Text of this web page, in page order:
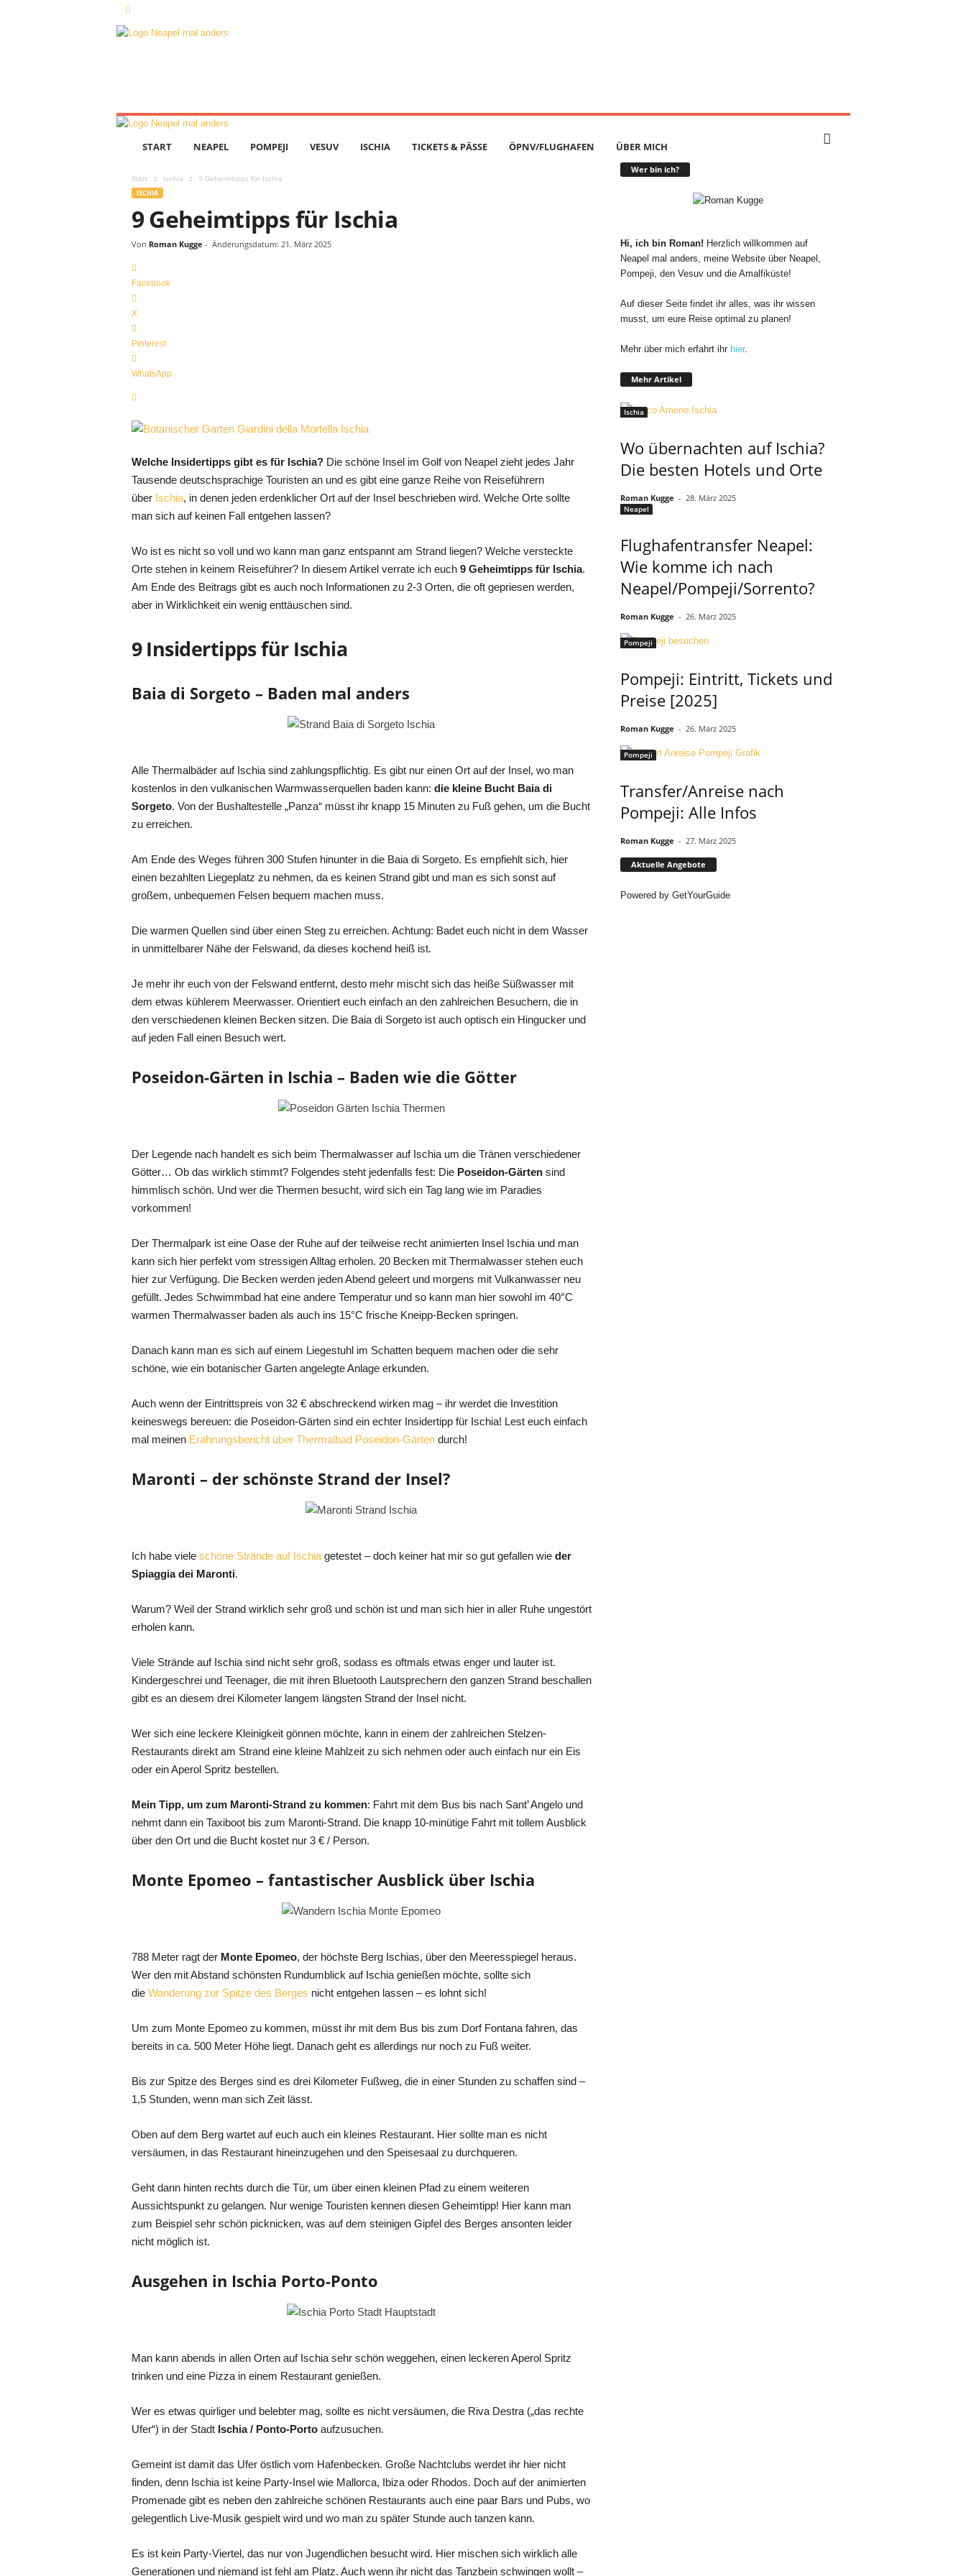
START NEAPEL POMPEJI VESUV ISCHIA TICKETS & PÄSSE ÖPNV/FLUGHAFEN ÜBER MICH
Start Ischia 9 Geheimtipps für Ischia
ISCHIA
9 Geheimtipps für Ischia
Von Roman Kugge - Änderungsdatum: 21. März 2025
Facebook
X
Pinterest
WhatsApp
Welche Insidertipps gibt es für Ischia?Die schöne Insel im Golf von Neapel zieht jedes Jahr
Tausende deutschsprachige Touristen an und es gibt eine ganze Reihe von Reiseführern
über Ischia, in denen jeden erdenklicher Ort auf der Insel beschrieben wird. Welche Orte sollte
man sich auf keinen Fall entgehen lassen?
Wo ist es nicht so voll und wo kann man ganz entspannt am Strand liegen? Welche versteckte
Orte stehen in keinem Reiseführer? In diesem Artikel verrate ich euch 9 Geheimtipps für Ischia.
Am Ende des Beitrags gibt es auch noch Informationen zu 2-3 Orten, die oft gepriesen werden,
aber in Wirklichkeit ein wenig enttäuschen sind.
9 Insidertipps für Ischia
Baia di Sorgeto – Baden mal anders
Alle Thermalbäder auf Ischia sind zahlungspflichtig. Es gibt nur einen Ort auf der Insel, wo man
kostenlos in den vulkanischen Warmwasserquellen baden kann: die kleine Bucht Baia di
Sorgeto. Von der Bushaltestelle „Panza“ müsst ihr knapp 15 Minuten zu Fuß gehen, um die Bucht
zu erreichen.
Am Ende des Weges führen 300 Stufen hinunter in die Baia di Sorgeto. Es empfiehlt sich, hier
einen bezahlten Liegeplatz zu nehmen, da es keinen Strand gibt und man es sich sonst auf
großem, unbequemen Felsen bequem machen muss.
Die warmen Quellen sind über einen Steg zu erreichen. Achtung: Badet euch nicht in dem Wasser
in unmittelbarer Nähe der Felswand, da dieses kochend heiß ist.
Je mehr ihr euch von der Felswand entfernt, desto mehr mischt sich das heiße Süßwasser mit
dem etwas kühlerem Meerwasser. Orientiert euch einfach an den zahlreichen Besuchern, die in
den verschiedenen kleinen Becken sitzen. Die Baia di Sorgeto ist auch optisch ein Hingucker und
auf jeden Fall einen Besuch wert.
Poseidon-Gärten in Ischia – Baden wie die Götter
Der Legende nach handelt es sich beim Thermalwasser auf Ischia um die Tränen verschiedener
Götter… Ob das wirklich stimmt? Folgendes steht jedenfalls fest: Die Poseidon-Gärtensind
himmlisch schön. Und wer die Thermen besucht, wird sich ein Tag lang wie im Paradies
vorkommen!
Der Thermalpark ist eine Oase der Ruhe auf der teilweise recht animierten Insel Ischia und man
kann sich hier perfekt vom stressigen Alltag erholen. 20 Becken mit Thermalwasser stehen euch
hier zur Verfügung. Die Becken werden jeden Abend geleert und morgens mit Vulkanwasser neu
gefüllt. Jedes Schwimmbad hat eine andere Temperatur und so kann man hier sowohl im 40°C
warmen Thermalwasser baden als auch ins 15°C frische Kneipp-Becken springen.
Danach kann man es sich auf einem Liegestuhl im Schatten bequem machen oder die sehr
schöne, wie ein botanischer Garten angelegte Anlage erkunden.
Auch wenn der Eintrittspreis von 32 € abschreckend wirken mag – ihr werdet die Investition
keineswegs bereuen: die Poseidon-Gärten sind ein echter Insidertipp für Ischia! Lest euch einfach
mal meinen Erahrungsbericht über Thermalbad Poseidon-Gärtendurch!
Maronti – der schönste Strand der Insel?
Ich habe viele schöne Strände auf Ischiagetestet – doch keiner hat mir so gut gefallen wie der
Spiaggia dei Maronti.
Warum? Weil der Strand wirklich sehr groß und schön ist und man sich hier in aller Ruhe ungestört
erholen kann.
Viele Strände auf Ischia sind nicht sehr groß, sodass es oftmals etwas enger und lauter ist.
Kindergeschrei und Teenager, die mit ihren Bluetooth Lautsprechern den ganzen Strand beschallen
gibt es an diesem drei Kilometer langem längsten Strand der Insel nicht.
Wer sich eine leckere Kleinigkeit gönnen möchte, kann in einem der zahlreichen Stelzen-
Restaurants direkt am Strand eine kleine Mahlzeit zu sich nehmen oder auch einfach nur ein Eis
oder ein Aperol Spritz bestellen.
Mein Tipp, um zum Maronti-Strand zu kommen: Fahrt mit dem Bus bis nach Sant’ Angelo und
nehmt dann ein Taxiboot bis zum Maronti-Strand. Die knapp 10-minütige Fahrt mit tollem Ausblick
über den Ort und die Bucht kostet nur 3 € / Person.
Monte Epomeo – fantastischer Ausblick über Ischia
788 Meter ragt der Monte Epomeo, der höchste Berg Ischias, über den Meeresspiegel heraus.
Wer den mit Abstand schönsten Rundumblick auf Ischia genießen möchte, sollte sich
die Wanderung zur Spitze des Berges nicht entgehen lassen – es lohnt sich!
Um zum Monte Epomeo zu kommen, müsst ihr mit dem Bus bis zum Dorf Fontana fahren, das
bereits in ca. 500 Meter Höhe liegt. Danach geht es allerdings nur noch zu Fuß weiter.
Bis zur Spitze des Berges sind es drei Kilometer Fußweg, die in einer Stunden zu schaffen sind –
1,5 Stunden, wenn man sich Zeit lässt.
Oben auf dem Berg wartet auf euch auch ein kleines Restaurant. Hier sollte man es nicht
versäumen, in das Restaurant hineinzugehen und den Speisesaal zu durchqueren.
Geht dann hinten rechts durch die Tür, um über einen kleinen Pfad zu einem weiteren
Aussichtspunkt zu gelangen. Nur wenige Touristen kennen diesen Geheimtipp! Hier kann man
zum Beispiel sehr schön picknicken, was auf dem steinigen Gipfel des Berges ansonten leider
nicht möglich ist.
Ausgehen in Ischia Porto-Ponto
Man kann abends in allen Orten auf Ischia sehr schön weggehen, einen leckeren Aperol Spritz
trinken und eine Pizza in einem Restaurant genießen.
Wer es etwas quirliger und belebter mag, sollte es nicht versäumen, die Riva Destra („das rechte
Ufer“) in der Stadt Ischia / Ponto-Portoaufzusuchen.
Gemeint ist damit das Ufer östlich vom Hafenbecken. Große Nachtclubs werdet ihr hier nicht
finden, denn Ischia ist keine Party-Insel wie Mallorca, Ibiza oder Rhodos. Doch auf der animierten
Promenade gibt es neben den zahlreiche schönen Restaurants auch eine paar Bars und Pubs, wo
gelegentlich Live-Musik gespielt wird und wo man zu später Stunde auch tanzen kann.
Es ist kein Party-Viertel, das nur von Jugendlichen besucht wird. Hier mischen sich wirklich alle
Generationen und niemand ist fehl am Platz. Auch wenn ihr nicht das Tanzbein schwingen wollt –
Wer bin ich?
Hi, ich bin Roman! Herzlich willkommen auf
Neapel mal anders, meine Website über Neapel,
Pompeji, den Vesuv und die Amalfiküste!
Auf dieser Seite findet ihr alles, was ihr wissen
musst, um eure Reise optimal zu planen!
Mehr über mich erfahrt ihr hier.
Mehr Artikel
Ischia
Wo übernachten auf Ischia?
Die besten Hotels und Orte
Roman Kugge - 28. März 2025
Neapel
Flughafentransfer Neapel:
Wie komme ich nach
Neapel/Pompeji/Sorrento?
Roman Kugge - 26. März 2025
Pompeji
Pompeji: Eintritt, Tickets und
Preise [2025]
Roman Kugge - 26. März 2025
Pompeji
Transfer/Anreise nach
Pompeji: Alle Infos
Roman Kugge - 27. März 2025
Aktuelle Angebote
Powered by GetYourGuide